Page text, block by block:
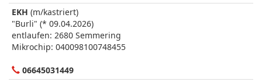
EKH (m/kastriert)
"Burli" (* 09.04.2026)
entlaufen: 2680 Semmering
Mikrochip: 040098100748455
06645031449